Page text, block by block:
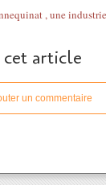
, une
article
un commentaire